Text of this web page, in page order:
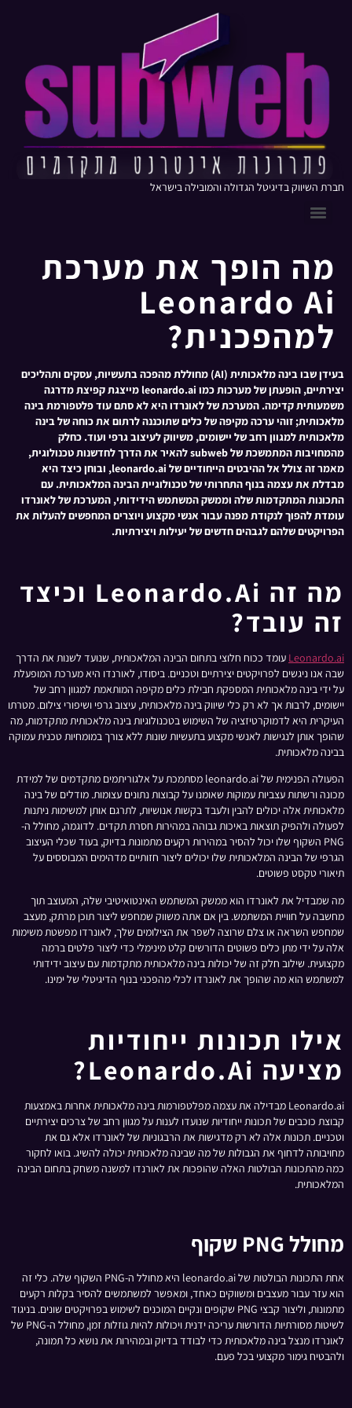
חברת השיווק בדיגיטל הגדולה והמובילה בישראל
מה הופך את מערכת
Leonardo Ai
למהפכנית?
בעידן שבו בינה מלאכותית (AI) מחוללת מהפכה בתעשיות, עסקים ותהליכים
יצירתיים, הופעתן של מערכות כמו leonardo.ai מייצגת קפיצת מדרגה
משמעותית קדימה. המערכת של לאונרדו היא לא סתם עוד פלטפורמת בינה
מלאכותית; זוהי ערכה מקיפה של כלים שתוכננה לרתום את כוחה של בינה
מלאכותית למגוון רחב של יישומים, משיווק לעיצוב גרפי ועוד. כחלק
מהמחויבות המתמשכת של subweb להאיר את הדרך לחדשנות טכנולוגית,
מאמר זה צולל אל ההיבטים הייחודיים של leonardo.ai, ובוחן כיצד היא
מבדלת את עצמה בנוף התחרותי של טכנולוגיית הבינה המלאכותית. עם
התכונות המתקדמות שלה וממשק המשתמש הידידותי, המערכת של לאונרדו
עומדת להפוך לנקודת מפנה עבור אנשי מקצוע ויוצרים המחפשים להעלות את
הפרויקטים שלהם לגבהים חדשים של יעילות ויצירתיות.
מה זה Leonardo.ai וכיצד
זה עובד?
Leonardo.ai עומד ככוח חלוצי בתחום הבינה המלאכותית, שנועד לשנות את הדרך
שבה אנו ניגשים לפרויקטים יצירתיים וטכניים. ביסודו, לאורנדו היא מערכת המופעלת
על ידי בינה מלאכותית המספקת חבילת כלים מקיפה המותאמת למגוון רחב של
יישומים, לרבות אך לא רק כלי שיווק בינה מלאכותית, עיצוב גרפי ושיפורי צילום. מטרתו
העיקרית היא לדמוקרטיזציה של השימוש בטכנולוגיות בינה מלאכותית מתקדמות, מה
שהופך אותן לנגישות לאנשי מקצוע בתעשיות שונות ללא צורך במומחיות טכנית עמוקה
בבינה מלאכותית.
הפעולה הפנימית של leonardo.ai מסתמכת על אלגוריתמים מתקדמים של למידת
מכונה ורשתות עצביות עמוקות שאומנו על קבוצות נתונים עצומות. מודלים של בינה
מלאכותית אלה יכולים להבין ולעבד בקשות אנושיות, לתרגם אותן למשימות ניתנות
לפעולה ולהפיק תוצאות באיכות גבוהה במהירות חסרת תקדים. לדוגמה, מחולל ה-
PNG השקוף שלו יכול להסיר במהירות רקעים מתמונות בדיוק, בעוד שכלי העיצוב
הגרפי של הבינה המלאכותית שלו יכולים ליצור חזותיים מדהימים המבוססים על
תיאורי טקסט פשוטים.
מה שמבדיל את לאונרדו הוא ממשק המשתמש האינטואיטיבי שלה, המעוצב תוך
מחשבה על חוויית המשתמש. בין אם אתה משווק שמחפש ליצור תוכן מרתק, מעצב
שמחפש השראה או צלם שרוצה לשפר את הצילומים שלך, לאונרדו מפשטת משימות
אלה על ידי מתן כלים פשוטים הדורשים קלט מינימלי כדי ליצור פלטים ברמה
מקצועית. שילוב חלק זה של יכולות בינה מלאכותית מתקדמות עם עיצוב ידידותי
למשתמש הוא מה שהופך את לאונרדו לכלי מהפכני בנוף הדיגיטלי של ימינו.
אילו תכונות ייחודיות
מציעה Leonardo.ai?
Leonardo.ai מבדילה את עצמה מפלטפורמות בינה מלאכותית אחרות באמצעות
קבוצת כוכבים של תכונות ייחודיות שנועדו לענות על מגוון רחב של צרכים יצירתיים
וטכניים. תכונות אלה לא רק מדגישות את הרבגוניות של לאונרדו אלא גם את
מחויבותה לדחוף את הגבולות של מה שבינה מלאכותית יכולה להשיג. בואו לחקור
כמה מהתכונות הבולטות האלה שהופכות את לאורנדו למשנה משחק בתחום הבינה
המלאכותית.
מחולל PNG שקוף
אחת התכונות הבולטות של leonardo.ai היא מחולל ה-PNG השקוף שלה. כלי זה
הוא עזר עבור מעצבים ומשווקים כאחד, ומאפשר למשתמשים להסיר בקלות רקעים
מתמונות, וליצור קבצי PNG שקופים ונקיים המוכנים לשימוש בפרויקטים שונים. בניגוד
לשיטות מסורתיות הדורשות עריכה ידנית ויכולות להיות גוזלות זמן, מחולל ה-PNG של
לאונרדו מנצל בינה מלאכותית כדי לבודד בדיוק ובמהירות את נושא כל תמונה,
ולהבטיח גימור מקצועי בכל פעם.